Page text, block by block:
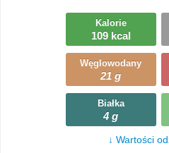
Wczytywanie
Ryby i owoce
Wczytywanie
Słodycze,
Wczytywanie
Warzywa
Wczytywanie
Kalorie
109 kcal
Węglowodany
21 g
Białka
4 g
↓ Wartości